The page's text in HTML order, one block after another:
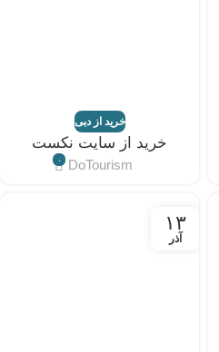
خرید از دبی
خرید از سایت نکست
DoTourism ۰
۱۳
آذر